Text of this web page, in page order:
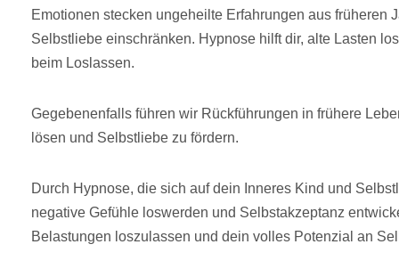
Emotionen stecken ungeheilte Erfahrungen aus früheren
Selbstliebe einschränken. Hypnose hilft dir, alte Lasten
beim Loslassen.
Gegebenenfalls führen wir Rückführungen in frühere
lösen und Selbstliebe zu fördern.
Durch Hypnose, die sich auf dein Inneres Kind und
negative Gefühle loswerden und Selbstakzeptanz
Belastungen loszulassen und dein volles Potenzial an